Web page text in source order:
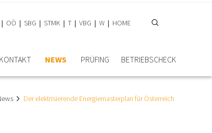
OÖ SBG STMK T VBG W HOME
KONTAKT NEWS PRÜFING BETRIEBSCHECK
Der elektrisierende Energiemasterplan für Österreich